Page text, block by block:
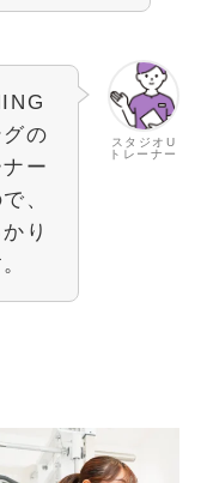
スタジオU
トレーナー
の
ー
、
り